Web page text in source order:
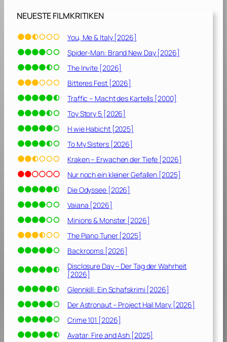
a
:
I
m
K
g
e
l
h
a
g
e
l
“
[
0
0
5
NEUESTE FILMKRITIKEN
You, Me & Italy [2026]
Spider-Man: Brand New Day [2026]
The Invite [2026]
Bitteres Fest [2026]
Traffic – Macht des Kartells [2000]
Toy Story 5 [2026]
H wie Habicht [2025]
To My Sisters [2026]
Kraken – Erwachen der Tiefe [2026]
Nur noch ein kleiner Gefallen [2025]
Die Odyssee [2026]
Vaiana [2026]
Minions & Monster [2026]
The Piano Tuner [2025]
Backrooms [2026]
Disclosure Day – Der Tag der Wahrheit
[2026]
Glennkill: Ein Schafskrimi [2026]
Der Astronaut – Project Hail Mary [2026]
Crime 101 [2026]
Avatar: Fire and Ash [2025]